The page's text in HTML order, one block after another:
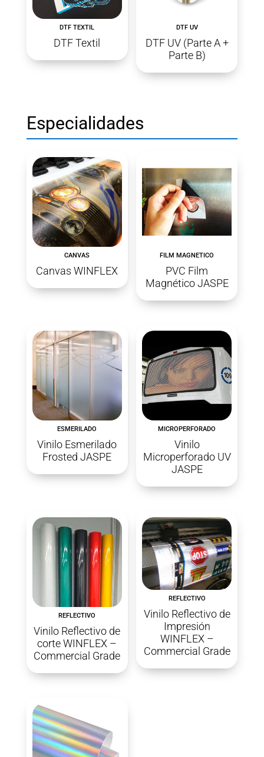
DTF TEXTIL
DTF Textil
DTF UV
DTF UV (Parte A +
Parte B)
Especialidades
CANVAS
Canvas WINFLEX
FILM MAGNETICO
PVC Film
Magnético JASPE
ESMERILADO
Vinilo Esmerilado
Frosted JASPE
MICROPERFORADO
Vinilo
Microperforado UV
JASPE
REFLECTIVO
Vinilo Reflectivo de
corte WINFLEX –
Commercial Grade
REFLECTIVO
Vinilo Reflectivo de
Impresión
WINFLEX –
Commercial Grade